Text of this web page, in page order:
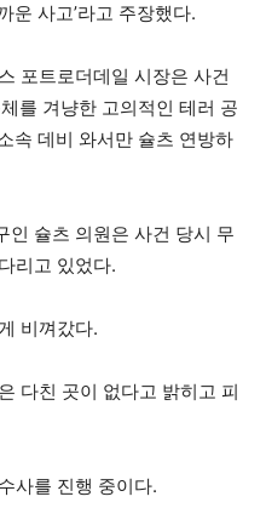
운 사고’라고 주장했다.
포트로더데일 시장은 사건
를 겨냥한 고의적인 테러 공
속 데비 와서만 슐츠 연방하
인 슐츠 의원은 사건 당시 무
리고 있었다.
비껴갔다.
다친 곳이 없다고 밝히고 피
사를 진행 중이다.